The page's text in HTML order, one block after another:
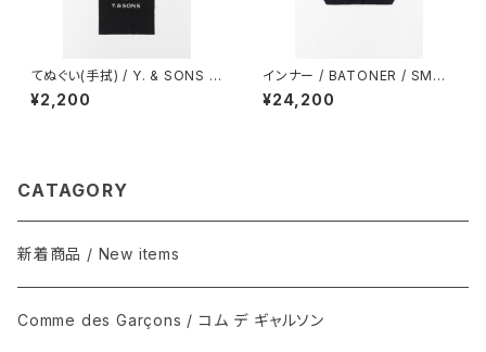
てぬぐい(手拭) / Y. & SONS ×
THE INOUE BROTHERS… /
浜松注染 / together with / B
¥2,200
インナー / BATONER / SMO
OTH-KNIT T-SHIRT / NAVY
¥24,200
CATAGORY
新着商品 / New items
Comme des Garçons / コム デ ギャルソン